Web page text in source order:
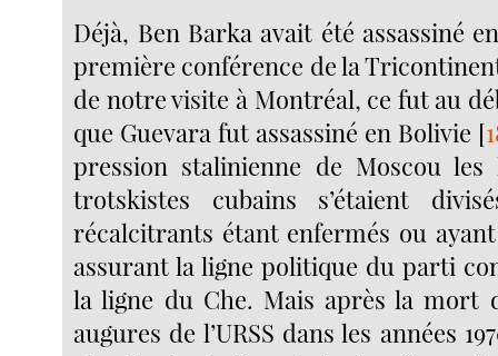
Déjà, Ben Barka avait été assassiné
première conférence de la
de notre visite à Montréal, ce fut au
que Guevara fut assassiné en Bolivie [
pression stalinienne de Moscou
trotskistes cubains s’étaient
récalcitrants étant enfermés ou
assurant la ligne politique du parti
la ligne du Che. Mais après la mort
augures de l’URSS dans les années